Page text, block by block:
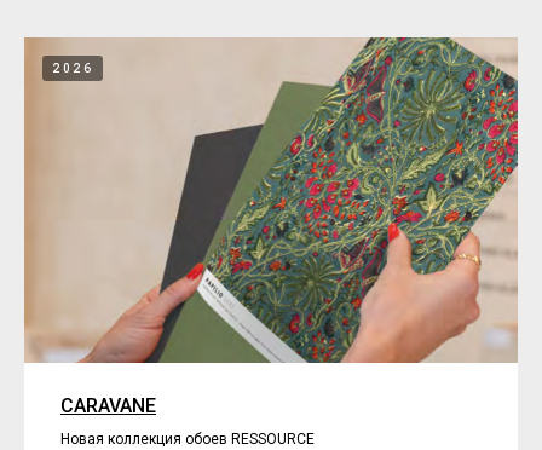
2026
CARAVANE
Новая коллекция обоев RESSOURCE